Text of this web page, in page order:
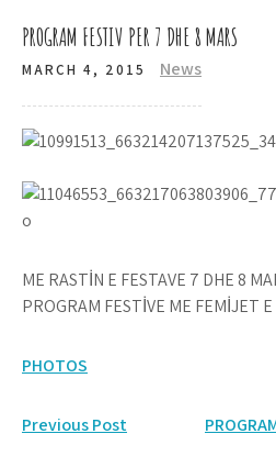
PROGRAM FESTIV PER 7 DHE 8 MARS
MARCH 4, 2015 News
ME RASTİN E FESTAVE 7 DHE 8
PROGRAM FESTİVE ME FEMİJET
PHOTOS
Post
Previous Post